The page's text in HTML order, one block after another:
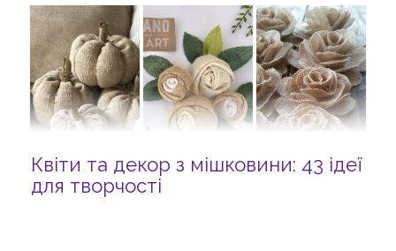
Квіти та декор з мішковини: 43 ідеї
для творчості